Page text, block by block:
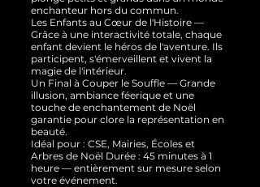
enchanteur hors du commun.
Les Enfants au Cœur de l'Histoire —
Grâce à une interactivité totale, chaque
enfant devient le héros de l'aventure. Ils
participent, s'émerveillent et vivent la
magie de l'intérieur.
Un Final à Couper le Souffle — Grande
illusion, ambiance féerique et une
touche de enchantement de Noël
garantie pour clore la représentation en
beauté.
Idéal pour : CSE, Mairies, Écoles et
Arbres de Noël Durée : 45 minutes à 1
heure — entièrement sur mesure selon
votre événement.